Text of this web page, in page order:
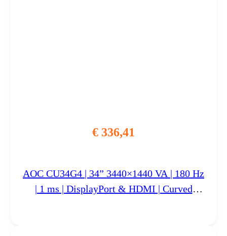
€ 336,41
AOC CU34G4 | 34” 3440×1440 VA | 180 Hz
| 1 ms | DisplayPort & HDMI | Curved